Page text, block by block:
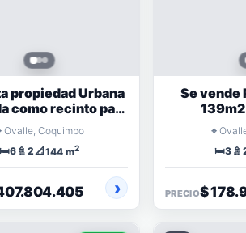
propiedad Urbana
como recinto para
comerciales
Ovalle, Coquimbo
🛏️6 🚿 2📐144 m2
Se vende
⌖
🛏️3 🚿
PRECIO$